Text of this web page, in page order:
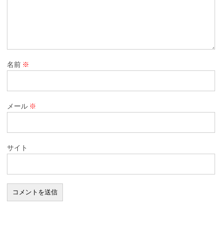
名前 ※
メール ※
サイト